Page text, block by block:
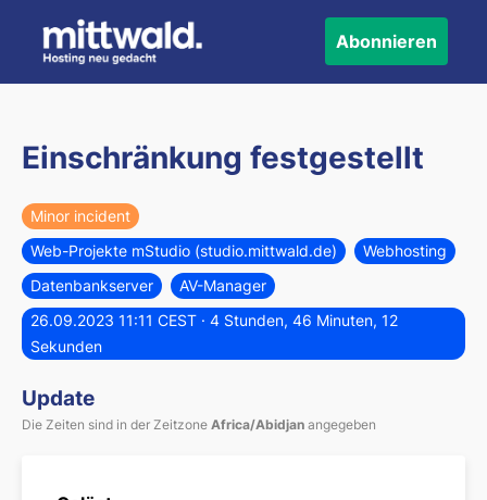
Abonnieren
Einschränkung festgestellt
Minor incident
Web-Projekte mStudio (studio.mittwald.de)
Webhosting
Datenbankserver
AV-Manager
26.09.2023 11:11 CEST · 4 Stunden, 46 Minuten, 12
Sekunden
Update
Die Zeiten sind in der Zeitzone Africa/Abidjan angegeben